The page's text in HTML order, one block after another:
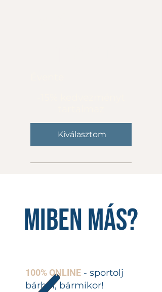
Kiválasztom
MIBEN MÁS?
100% ONLINE - sportolj
bárhol, bármikor!